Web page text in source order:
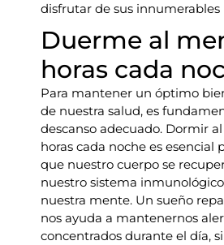
disfrutar de sus innumerables
Duerme al
horas cada
Para mantener un óptimo
de nuestra salud, es
descanso adecuado. Dormir
horas cada noche es esencial
que nuestro cuerpo se
nuestro sistema
nuestra mente. Un sueño
nos ayuda a mantenernos
concentrados durante el día,